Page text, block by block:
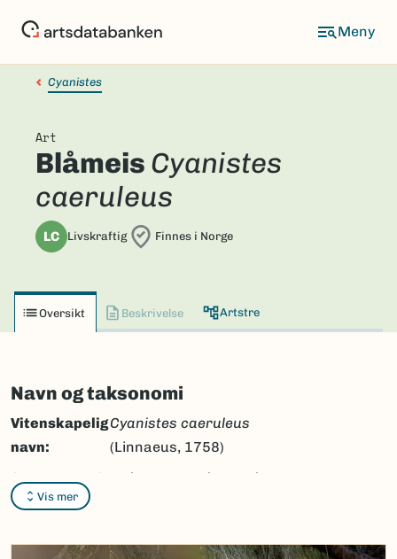
Cyanistes
Art
Blåmeis Cyanistes
caeruleus
LC Livskraftig Finnes i Norge
Oversikt Beskrivelse Artstre
Navn og taksonomi
Vis mer
Vitenskapelig
navn:
Cyanistes caeruleus
(Linnaeus, 1758)
Synonymer:
Cyanistes caeruleus
subsp.
1758)